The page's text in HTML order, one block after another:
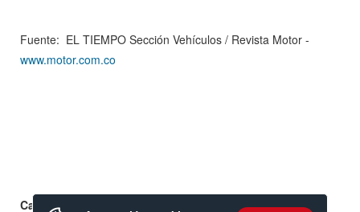
Fuente: EL TIEMPO Sección Vehículos / Revista Motor -
www.motor.com.co
Calificación: